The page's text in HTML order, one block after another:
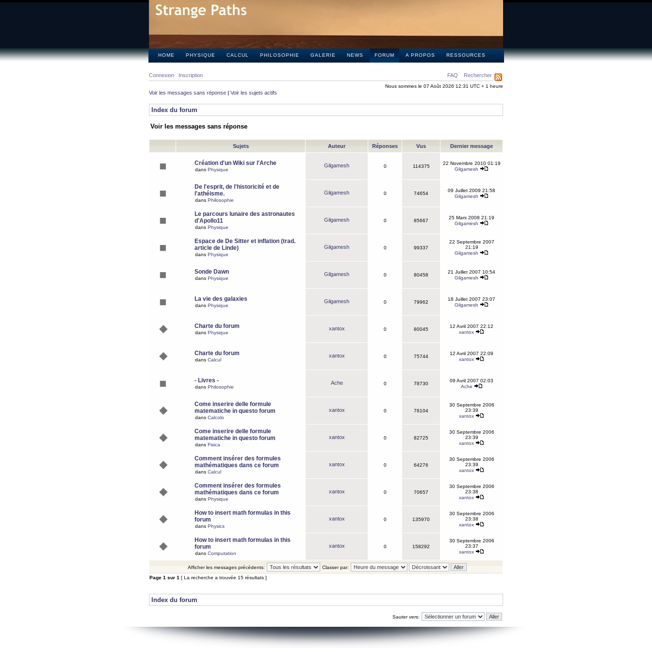
HOME PHYSIQUE CALCUL PHILOSOPHIE GALERIE NEWS FORUM A PROPOS RESSOURCES
FAQ Rechercher
Connexion Inscription
Nous sommes le 07 Août 2026 12:31 UTC + 1 heure
Voir les messages sans réponse | Voir les sujets actifs
Index du forum
Voir les messages sans réponse
Sujets Auteur Réponses Vus Dernier message
Création d'un Wiki sur l'Arche
dans Physique
Gilgamesh 0 114375
22 Novembre 2010 01:19
Gilgamesh
De l'esprit, de l'historicité et de
l'athéisme.
dans Philosophie
Gilgamesh 0 74654
09 Juillet 2009 21:58
Gilgamesh
Le parcours lunaire des astronautes
d'Apollo11
dans Physique
Gilgamesh 0 85667
25 Mars 2008 21:19
Gilgamesh
Espace de De Sitter et inflation (trad.
article de Linde)
dans Physique
Gilgamesh 0 99337
22 Septembre 2007
21:19
Gilgamesh
Sonde Dawn
dans Physique
Gilgamesh 0 80458
21 Juillet 2007 10:54
Gilgamesh
La vie des galaxies
dans Physique
Gilgamesh 0 79962
18 Juillet 2007 23:07
Gilgamesh
Charte du forum
dans Physique
xantox 0 80045
12 Avril 2007 22:12
xantox
Charte du forum
dans Calcul
xantox 0 75744
12 Avril 2007 22:09
xantox
- Livres -
dans Philosophie
Ache 0 78730
09 Avril 2007 02:03
Ache
Come inserire delle formule
matematiche in questo forum
dans Calcolo
xantox 0 78104
30 Septembre 2006
23:39
xantox
Come inserire delle formule
matematiche in questo forum
dans Fisica
xantox 0 82725
30 Septembre 2006
23:39
xantox
Comment insérer des formules
mathématiques dans ce forum
dans Calcul
xantox 0 64276
30 Septembre 2006
23:39
xantox
Comment insérer des formules
mathématiques dans ce forum
dans Physique
xantox 0 70657
30 Septembre 2006
23:38
xantox
How to insert math formulas in this
forum
dans Physics
xantox 0 135970
30 Septembre 2006
23:38
xantox
How to insert math formulas in this
forum
dans Computation
xantox 0 158292
30 Septembre 2006
23:37
xantox
Afficher les messages précédents:
Classer par:
Page 1 sur 1 [ La recherche a trouvée 15 résultats ]
Index du forum
Sauter vers: